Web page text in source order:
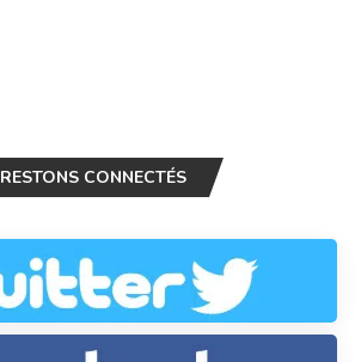
RESTONS CONNECTÉS